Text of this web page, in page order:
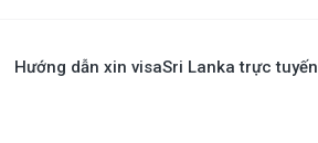
Hướng dẫn xin visaSri Lanka trực tuyến